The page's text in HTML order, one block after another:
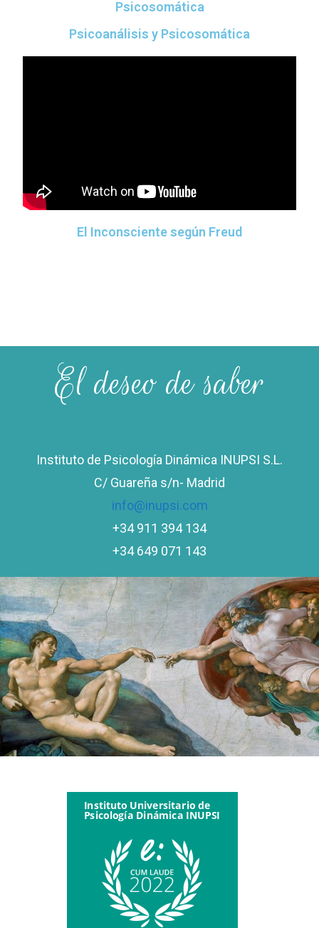
Psicosomática
Psicoanálisis y Psicosomática
El Inconsciente según Freud
El deseo de saber
Instituto de Psicología Dinámica INUPSI S.L.
C/ Guareña s/n- Madrid
info@inupsi.com
+34 911 394 134
+34 649 071 143